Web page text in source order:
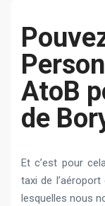
AtoB
de
Et c’est pour
taxi de l’aéroport
lesquelles nous